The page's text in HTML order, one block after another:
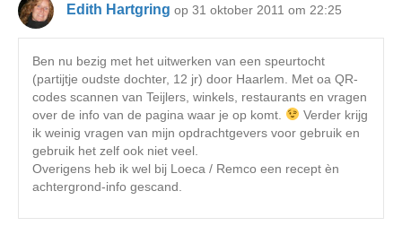
Edith Hartgring op 31 oktober 2011 om 22:25
Ben nu bezig met het uitwerken van een speurtocht
(partijtje oudste dochter, 12 jr) door Haarlem. Met oa QR-
codes scannen van Teijlers, winkels, restaurants en vragen
over de info van de pagina waar je op komt.
Verder krijg
ik weinig vragen van mijn opdrachtgevers voor gebruik en
gebruik het zelf ook niet veel.
Overigens heb ik wel bij Loeca / Remco een recept èn
achtergrond-info gescand.